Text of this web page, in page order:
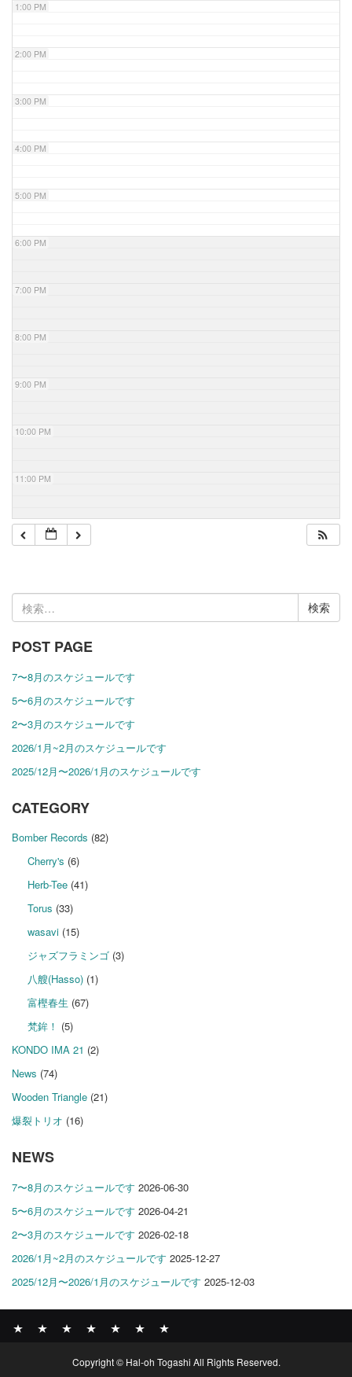
1:00 PM
2:00 PM
3:00 PM
4:00 PM
5:00 PM
6:00 PM
7:00 PM
8:00 PM
9:00 PM
10:00 PM
11:00 PM
検
索:
POST PAGE
7〜8月のスケジュールです
5〜6月のスケジュールです
2〜3月のスケジュールです
2026/1月~2月のスケジュールです
2025/12月〜2026/1月のスケジュールです
CATEGORY
Bomber Records (82)
Cherry's (6)
Herb-Tee(41)
Torus (33)
wasavi(15)
ジャズフラミンゴ(3)
八艘(Hasso)(1)
富樫春生 (67)
梵鉾！ (5)
KONDO IMA 21 (2)
News (74)
Wooden Triangle (21)
爆裂トリオ (16)
NEWS
7〜8月のスケジュールです 2026-06-30
5〜6月のスケジュールです 2026-04-21
2〜3月のスケジュールです 2026-02-18
2026/1月~2月のスケジュールです 2025-12-27
2025/12月〜2026/1月のスケジュールです 2025-12-03
RECORDS
PROFILE
Copyright © Hal-oh Togashi All Rights Reserved.